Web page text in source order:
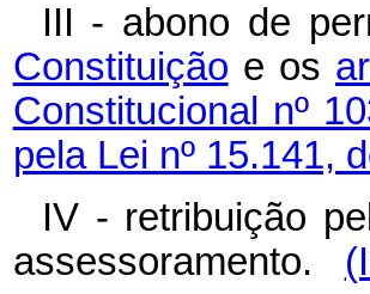
III - abono de
Constituição e os
Constitucional nº
pela Lei nº 15.141,
IV - retribuição
assessoramento.